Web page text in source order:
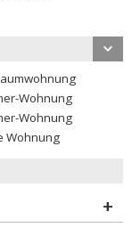
Wohnung
Wohnung
Wohnung